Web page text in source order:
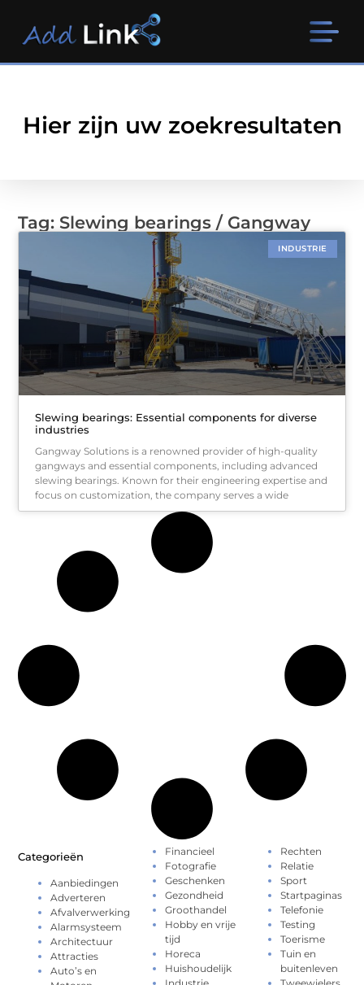
Hier zijn uw zoekresultaten
Tag: Slewing bearings / Gangway
INDUSTRIE
Slewing bearings: Essential components for diverse
industries
Gangway Solutions is a renowned provider of high-quality
gangways and essential components, including advanced
slewing bearings. Known for their engineering expertise and
focus on customization, the company serves a wide
Categorieën
Aanbiedingen
Adverteren
Afvalverwerking
Alarmsysteem
Architectuur
Attracties
Auto’s en
Financieel
Fotografie
Geschenken
Gezondheid
Groothandel
Hobby en vrije
tijd
Horeca
Huishoudelijk
Rechten
Relatie
Sport
Startpaginas
Telefonie
Testing
Toerisme
Tuin en
buitenleven